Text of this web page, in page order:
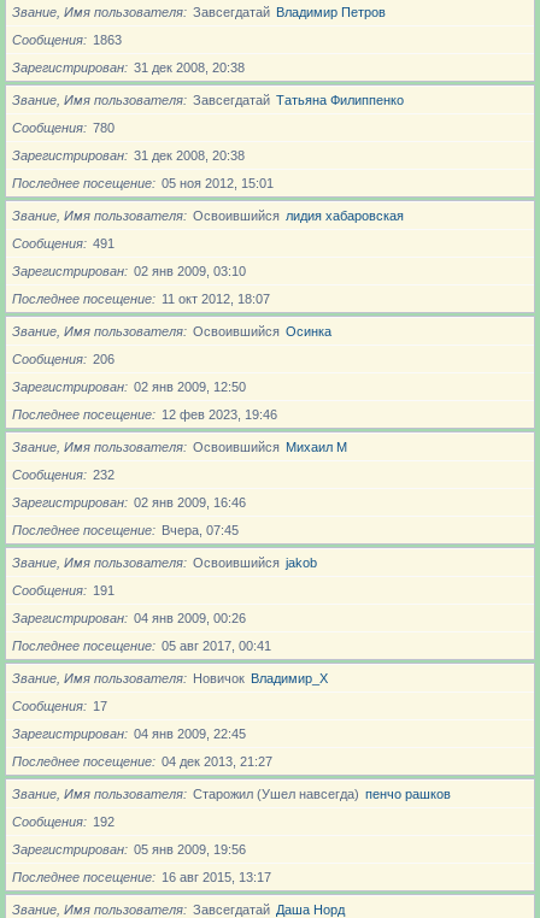
Звание, Имя пользователя Завсегдатай Владимир Петров
Сообщения
1863
Зарегистрирован
31 дек 2008, 20:38
Звание, Имя пользователя Завсегдатай Татьяна Филиппенко
Сообщения
780
Зарегистрирован
31 дек 2008, 20:38
Последнее посещение
05 ноя 2012, 15:01
Звание, Имя пользователя Освоившийся лидия хабаровская
Сообщения
491
Зарегистрирован
02 янв 2009, 03:10
Последнее посещение
11 окт 2012, 18:07
Звание, Имя пользователя Освоившийся Осинка
Сообщения
206
Зарегистрирован
02 янв 2009, 12:50
Последнее посещение
12 фев 2023, 19:46
Звание, Имя пользователя Освоившийся Михаил М
Сообщения
232
Зарегистрирован
02 янв 2009, 16:46
Последнее посещение
Вчера, 07:45
Звание, Имя пользователя Освоившийся jakob
Сообщения
191
Зарегистрирован
04 янв 2009, 00:26
Последнее посещение
05 авг 2017, 00:41
Звание, Имя пользователя Новичoк Владимир_X
Сообщения
17
Зарегистрирован
04 янв 2009, 22:45
Последнее посещение
04 дек 2013, 21:27
Звание, Имя пользователя Старожил (Ушел навсегда) пенчо рашков
Сообщения
192
Зарегистрирован
05 янв 2009, 19:56
Последнее посещение
16 авг 2015, 13:17
Звание, Имя пользователя Завсегдатай Даша Норд